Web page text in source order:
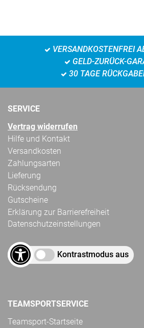
VERSANDKOSTENFREI
GELD-ZURÜCK-
30 TAGE
SERVICE
Vertrag widerrufen
Hilfe und Kontakt
Versandkosten
Zahlungsarten
Lieferung
Rücksendung
Gutscheine
Erklärung zur Barrierefreiheit
Datenschutzeinstellungen
Kontrastmodus aus
TEAMSPORTSERVICE
Teamsport-Startseite